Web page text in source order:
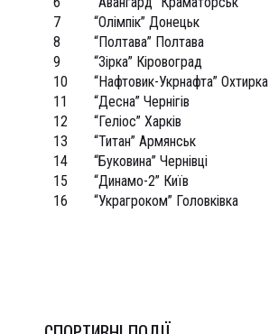
7
“Олімпік” Донецьк
8
“Полтава” Полтава
9
“Зірка” Кіровоград
10
“Нафтовик-Укрнафта” Охтирка
11
“Десна” Чернігів
12
“Геліос” Харків
13
“Титан” Армянськ
14
“Буковина” Чернівці
15
“Динамо-2” Київ
16
“Украгроком” Головківка